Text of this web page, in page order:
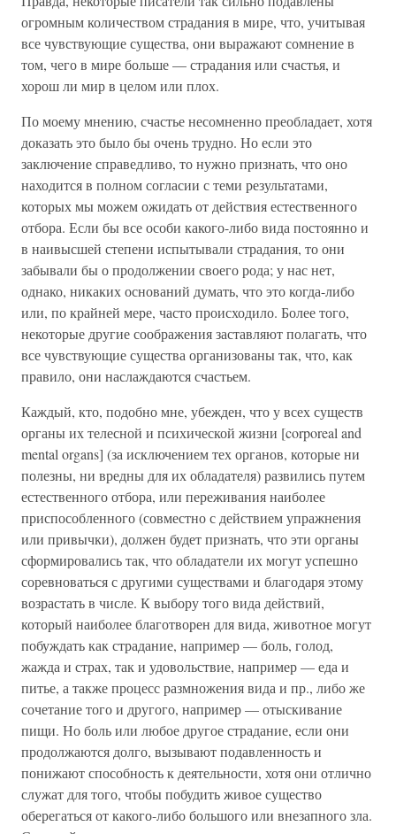
огромным количеством страдания в мире, что, учитывая
все чувствующие существа, они выражают сомнение в
том, чего в мире больше — страдания или счастья, и
хорош ли мир в целом или плох.
По моему мнению, счастье несомненно преобладает, хотя
доказать это было бы очень трудно. Но если это
заключение справедливо, то нужно признать, что оно
находится в полном согласии с теми результатами,
которых мы можем ожидать от действия естественного
отбора. Если бы все особи какого-либо вида постоянно и
в наивысшей степени испытывали страдания, то они
забывали бы о продолжении своего рода; у нас нет,
однако, никаких оснований думать, что это когда-либо
или, по крайней мере, часто происходило. Более того,
некоторые другие соображения заставляют полагать, что
все чувствующие существа организованы так, что, как
правило, они наслаждаются счастьем.
Каждый, кто, подобно мне, убежден, что у всех существ
органы их телесной и психической жизни [corporeal and
mental organs] (за исключением тех органов, которые ни
полезны, ни вредны для их обладателя) развились путем
естественного отбора, или переживания наиболее
приспособленного (совместно с действием упражнения
или привычки), должен будет признать, что эти органы
сформировались так, что обладатели их могут успешно
соревноваться с другими существами и благодаря этому
возрастать в числе. К выбору того вида действий,
который наиболее благотворен для вида, животное могут
побуждать как страдание, например — боль, голод,
жажда и страх, так и удовольствие, например — еда и
питье, а также процесс размножения вида и пр., либо же
сочетание того и другого, например — отыскивание
пищи. Но боль или любое другое страдание, если они
продолжаются долго, вызывают подавленность и
понижают способность к деятельности, хотя они отлично
служат для того, чтобы побудить живое существо
оберегаться от какого-либо большого или внезапного зла.